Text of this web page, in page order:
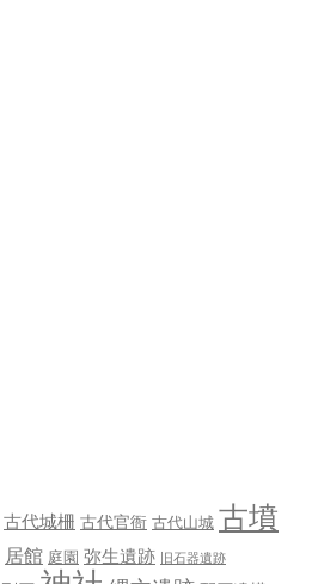
古代城柵 古代官衙 古代山城 古墳
居館 庭園 弥生遺跡 旧石器遺跡